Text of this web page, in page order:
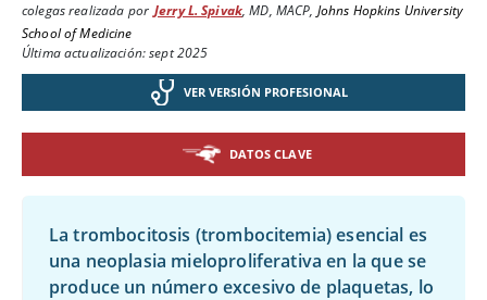
colegas realizada por Jerry L. Spivak,MD, MACP, Johns Hopkins University
School of Medicine
Última actualización: sept 2025
VER VERSIÓN PROFESIONAL
DATOS CLAVE
La trombocitosis (trombocitemia) esencial es
una neoplasia mieloproliferativa en la que se
produce un número excesivo de plaquetas, lo